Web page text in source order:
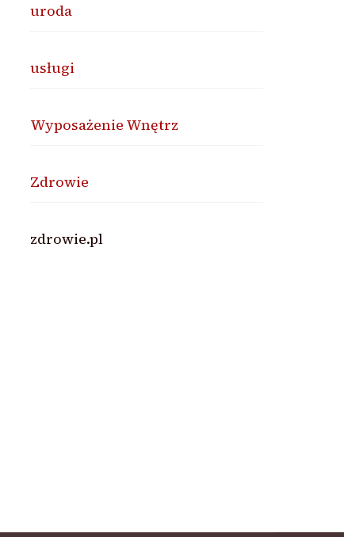
uroda
usługi
Wyposażenie Wnętrz
Zdrowie
zdrowie.pl